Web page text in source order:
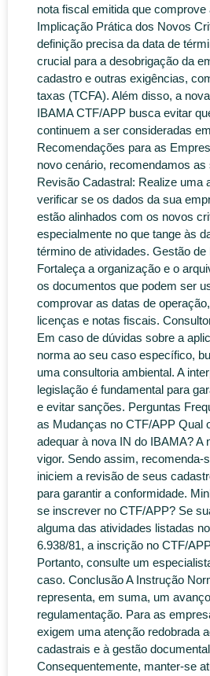
nota fiscal emitida que comprove
Implicação Prática dos Novos
definição precisa da data de
crucial para a desobrigação da
cadastro e outras exigências,
taxas (TCFA). Além disso, a
IBAMA CTF/APP busca evitar
continuem a ser consideradas
Recomendações para as
novo cenário, recomendamos as
Revisão Cadastral: Realize uma
verificar se os dados da sua
estão alinhados com os novos
especialmente no que tange às
término de atividades. Gestão
Fortaleça a organização e o
os documentos que podem ser
comprovar as datas de
licenças e notas fiscais.
Em caso de dúvidas sobre a
norma ao seu caso específico,
uma consultoria ambiental. A
legislação é fundamental para
e evitar sanções. Perguntas
as Mudanças no CTF/APP Qual
adequar à nova IN do IBAMA? A
vigor. Sendo assim, recomenda-
iniciem a revisão de seus
para garantir a conformidade.
se inscrever no CTF/APP? Se
alguma das atividades listadas
6.938/81, a inscrição no CTF/
Portanto, consulte um
caso. Conclusão A Instrução
representa, em suma, um
regulamentação. Para as
exigem uma atenção redobrada
cadastrais e à gestão
Consequentemente, manter-se